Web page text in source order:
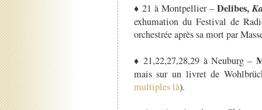
♦ 21 à Montpellier –Delibes,
exhumation du Festival de
orchestrée après sa mort par
♦ 21,22,27,28,29 à Neuburg –
mais sur un livret de
multiples là).